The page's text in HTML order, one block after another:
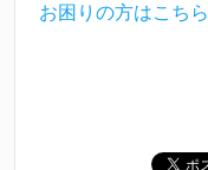
お困りの方はこちら